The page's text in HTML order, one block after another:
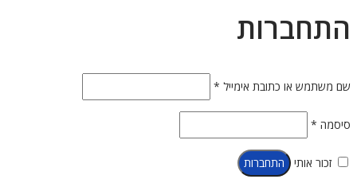
התחברות
שם משתמש או כתובת אימייל *חובה
סיסמה *חובה
זכור אותי התחברות